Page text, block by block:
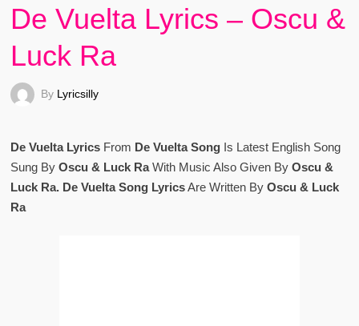
De Vuelta Lyrics – Oscu &
Luck Ra
By Lyricsilly
De Vuelta LyricsFrom De Vuelta SongIs Latest English Song
Sung By Oscu & Luck RaWith Music Also Given By Oscu &
Luck Ra. De Vuelta Song LyricsAre Written By Oscu & Luck
Ra